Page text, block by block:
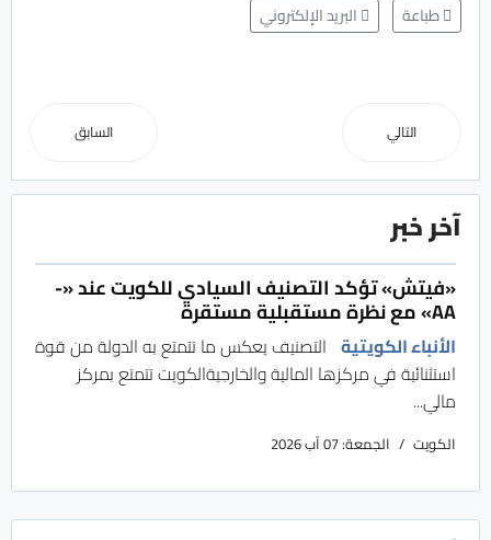
طباعة البريد الإلكتروني
السابق التالي
آخر خبر
«فيتش» تؤكد التصنيف السيادي للكويت عند «-
AA» مع نظرة مستقبلية مستقرة
الأنباء الكويتية التصنيف يعكس ما تتمتع به الدولة من قوة
استثنائية في مركزها المالية والخارجيةالكويت تتمتع بمركز
مالي...
الكويت الجمعة: 07 آب 2026